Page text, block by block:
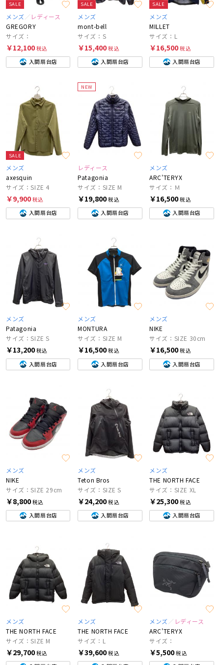
SALE
メンズ
レディース
GREGORY
サイズ：
￥12,100税込
入間扇台店
SALE
メンズ
mont-bell
サイズ：S
￥15,400税込
入間扇台店
SALE
メンズ
MILLET
サイズ：L
￥16,500税込
入間扇台店
SALE
メンズ
axesquin
サイズ：SIZE 4
￥9,900税込
入間扇台店
NEW
レディース
Patagonia
サイズ：SIZE M
￥19,800税込
入間扇台店
メンズ
ARC'TERYX
サイズ：Ｍ
￥16,500税込
入間扇台店
メンズ
Patagonia
サイズ：SIZE S
￥13,200税込
入間扇台店
メンズ
MONTURA
サイズ：SIZE M
￥16,500税込
入間扇台店
メンズ
NIKE
サイズ：SIZE 30cm
￥16,500税込
入間扇台店
メンズ
NIKE
サイズ：SIZE 29cm
￥8,800税込
入間扇台店
メンズ
Teton Bros
サイズ：SIZE S
￥24,200税込
入間扇台店
メンズ
THE NORTH FACE
サイズ：SIZE XL
￥25,300税込
入間扇台店
メンズ
THE NORTH FACE
サイズ：SIZE M
￥29,700税込
メンズ
THE NORTH FACE
サイズ：L
￥39,600税込
メンズ
レディース
ARC'TERYX
サイズ：
￥5,500税込